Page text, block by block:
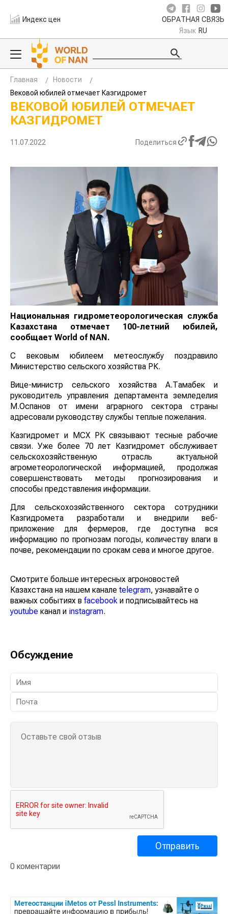
Индекс цен ОБРАТНАЯ СВЯЗЬ
Язык RU
Главная
Новости
Вековой юбилей отмечает Казгидромет
ВЕКОВОЙ ЮБИЛЕЙ ОТМЕЧАЕТ
КАЗГИДРОМЕТ
11.07.2022 Поделиться
Национальная гидрометеорологическая служба
Казахстана отмечает 100-летний юбилей,
сообщает World of NAN.
С вековым юбилеем метеослужбу поздравило
Министерство сельского хозяйства РК.
Вице-министр сельского хозяйства А.Тамабек и
руководитель управления департамента земледелия
М.Оспанов от имени аграрного сектора страны
адресовали руководству службы теплые пожелания.
Казгидромет и МСХ РК связывают тесные рабочие
связи. Уже более 70 лет Казгидромет обслуживает
сельскохозяйственную отрасль актуальной
агрометеорологической информацией, продолжая
совершенствовать методы прогнозирования и
способы представления информации.
Для сельскохозяйственного сектора сотрудники
Казгидромета разработали и внедрили веб-
приложение для фермеров, где доступна вся
информацию по прогнозам погоды, количеству влаги в
почве, рекомендации по срокам сева и многое другое.
Смотрите больше интересных агроновостей
Казахстана на нашем канале telegram, узнавайте о
важных событиях в facebook и подписывайтесь на
youtube канал и instagram.
Обсуждение
0 коментарии